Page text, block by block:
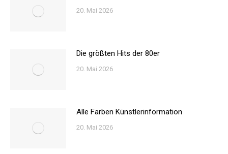
20. Mai 2026
Die größten Hits der 80er
20. Mai 2026
Alle Farben Künstlerinformation
20. Mai 2026